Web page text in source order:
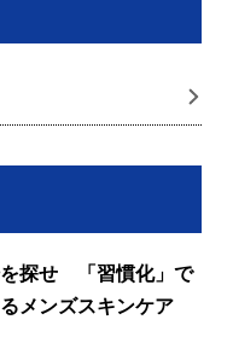
を探せ 「習慣化」で
メンズスキンケア